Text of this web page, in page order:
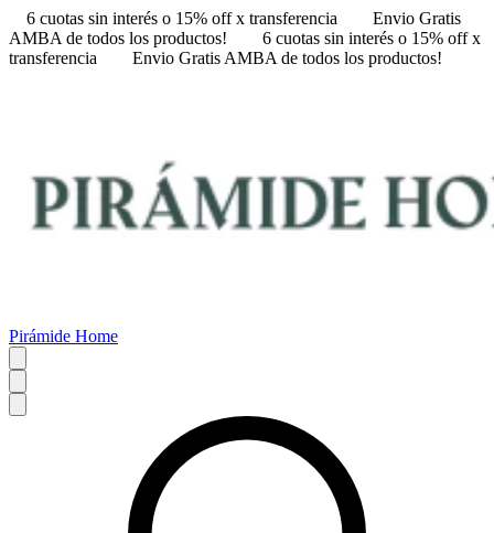
6 cuotas sin interés o 15% off x transferencia
Envio Gratis
AMBA de todos los productos!
6 cuotas sin interés o 15% off x
transferencia
Envio Gratis AMBA de todos los productos!
Pirámide Home